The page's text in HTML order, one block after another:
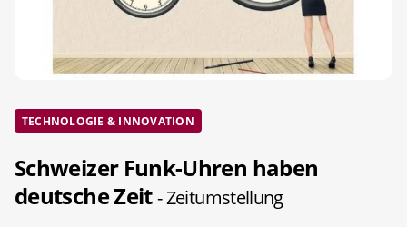
TECHNOLOGIE & INNOVATION
Schweizer Funk-Uhren haben
deutsche Zeit- Zeitumstellung